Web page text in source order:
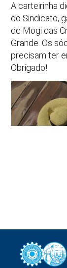
A carteirinha
do Sindicato,
de Mogi das
Grande. Os
precisam ter
Obrigado!